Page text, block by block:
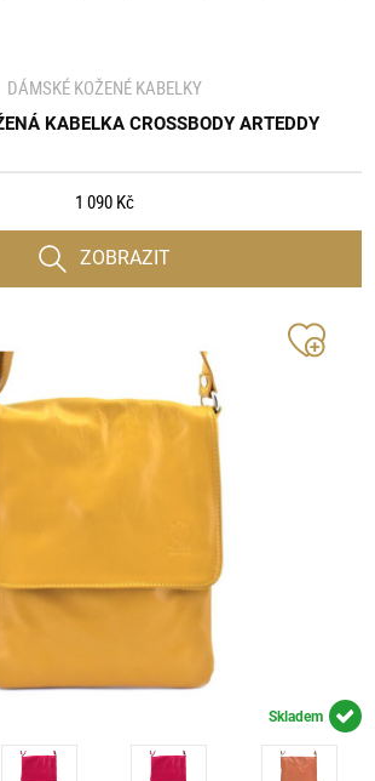
DÁMSKÉ KOŽENÉ KABELKY
KABELKA CROSSBODY ARTEDDY
1 090 Kč
ZOBRAZIT
Skladem